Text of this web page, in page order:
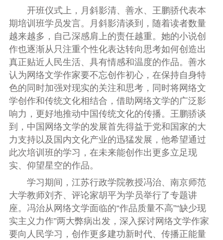
开班仪式上，月斜影清、善水、王鹏骄代表本
期培训班学员发言。月斜影清谈到，随着读者数量
越来越多，自己深感肩上的责任越重。她的小说创
作也逐渐从只注重个性化表达转向思考如何创造出
真正贴近人民生活、具有情感和温度的作品。善水
认为网络文学作家要不忘创作初心，在保持自身特
色的同时加强对现实的关注和思考，同时将网络文
学创作和传统文化相结合，借助网络文学的广泛影
响力，更好地推动中国传统文化的传播。王鹏骄谈
到，中国网络文学的发展首先得益于党和国家的大
力支持以及国内文化产业的迅猛发展，他希望通过
此次培训班的学习，在未来能创作出更多立足现
实、仰望星空的作品。
学习期间，江苏行政学院教授冯治、南京师范
大学教师刘齐、评论家胡平为学员举行了专题讲
座。冯治从网络文学面临的“作品质量不高”“缺少现
实主义力作”两大弊病出发，深入探讨网络文学作家
要向人民学习，创作更多建功新时代、传播正能量